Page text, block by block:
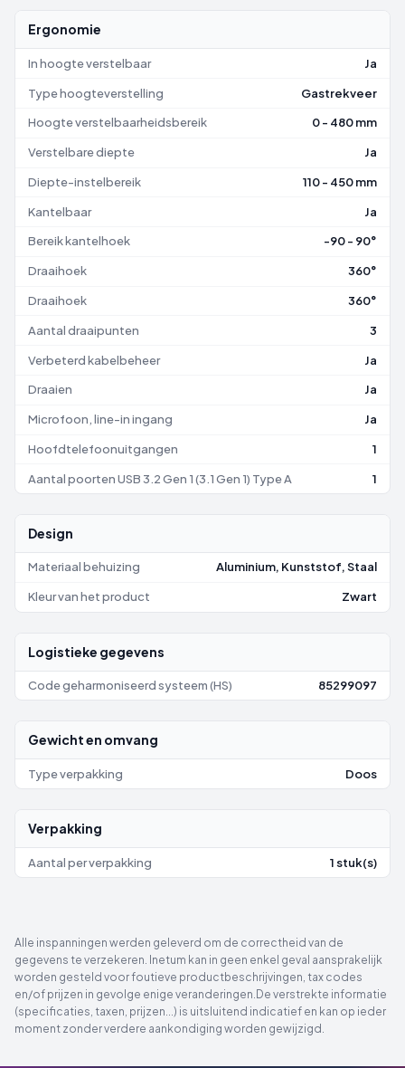
Ergonomie
In hoogte verstelbaar Ja
Type hoogteverstelling Gastrekveer
Hoogte verstelbaarheidsbereik 0 - 480 mm
Verstelbare diepte Ja
Diepte-instelbereik 110 - 450 mm
Kantelbaar Ja
Bereik kantelhoek -90 - 90°
Draaihoek 360°
Draaihoek 360°
Aantal draaipunten 3
Verbeterd kabelbeheer Ja
Draaien Ja
Microfoon, line-in ingang Ja
Hoofdtelefoonuitgangen 1
Aantal poorten USB 3.2 Gen 1 (3.1 Gen 1) Type A 1
Design
Materiaal behuizing Aluminium, Kunststof, Staal
Kleur van het product Zwart
Logistieke gegevens
Code geharmoniseerd systeem (HS) 85299097
Gewicht en omvang
Type verpakking Doos
Verpakking
Aantal per verpakking 1 stuk(s)
Alle inspanningen werden geleverd om de correctheid van de
gegevens te verzekeren. Inetum kan in geen enkel geval aansprakelijk
worden gesteld voor foutieve productbeschrijvingen, tax codes
en/of prijzen in gevolge enige veranderingen.De verstrekte informatie
(specificaties, taxen, prijzen...) is uitsluitend indicatief en kan op ieder
moment zonder verdere aankondiging worden gewijzigd.